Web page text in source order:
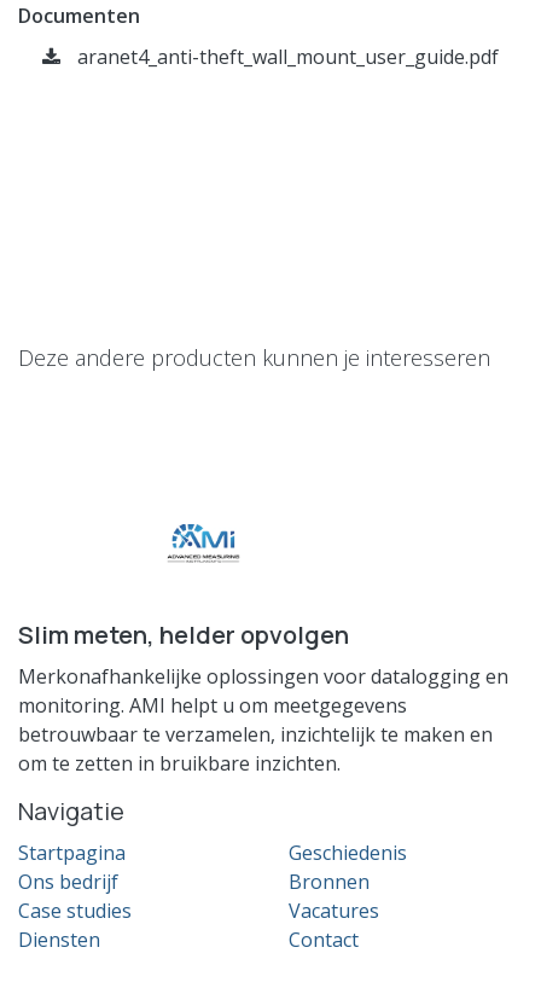
Documenten
aranet4_anti-theft_wall_mount_user_guide.pdf
Deze andere producten kunnen je interesseren
Slim meten, helder opvolgen
Merkonafhankelijke oplossingen voor datalogging en
monitoring. AMI helpt u om meetgegevens
betrouwbaar te verzamelen, inzichtelijk te maken en
om te zetten in bruikbare inzichten.
Navigatie
Startpagina
Ons bedrijf
Case studies
Diensten
Geschiedenis
Bronnen
Vacatures
Contact